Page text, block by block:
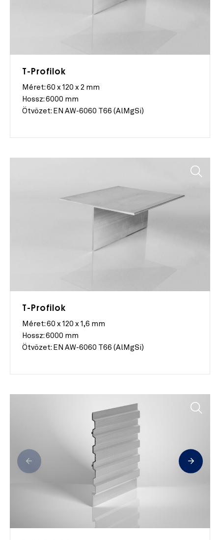
T-Profilok
Méret: 60 x 120 x 2 mm
Hossz: 6000 mm
Ötvözet: EN AW-6060 T66 (AlMgSi)
T-Profilok
Méret: 60 x 120 x 1,6 mm
Hossz: 6000 mm
Ötvözet: EN AW-6060 T66 (AlMgSi)